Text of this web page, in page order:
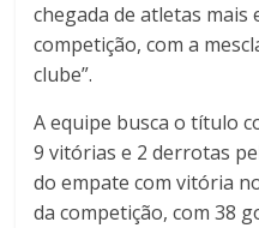
chegada de atletas mais
competição, com a
clube”.
A equipe busca o título
9 vitórias e 2 derrotas
do empate com vitória
da competição, com 38